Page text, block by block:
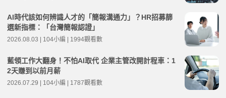
AI時代該如何辨識人才的「簡報溝通力」？HR招募篩
選新指標：「台灣簡報認證」
2026.08.03 | 104小編 | 1994觀看數
藍領工作大翻身！不怕AI取代 企業主管改開計程車：1
2天賺到以前月薪
2026.07.29 | 104小編 | 1787觀看數